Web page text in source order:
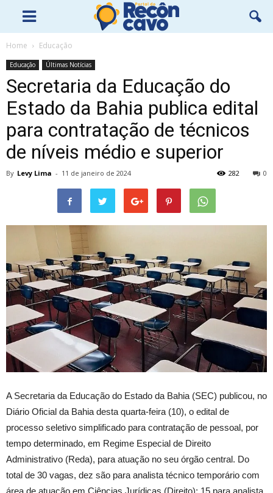
Home Educação
Educação Últimas Notícias
Secretaria da Educação do
Estado da Bahia publica edital
para contratação de técnicos
de níveis médio e superior
By Levy Lima - 11 de janeiro de 2024 0
282
A Secretaria da Educação do Estado da Bahia (SEC) publicou, no
Diário Oficial da Bahia desta quarta-feira (10), o edital de
processo seletivo simplificado para contratação de pessoal, por
tempo determinado, em Regime Especial de Direito
Administrativo (Reda), para atuação no seu órgão central. Do
total de 30 vagas, dez são para analista técnico temporário com
área de atuação em Ciências Jurídicas (Direito); 15 para analista